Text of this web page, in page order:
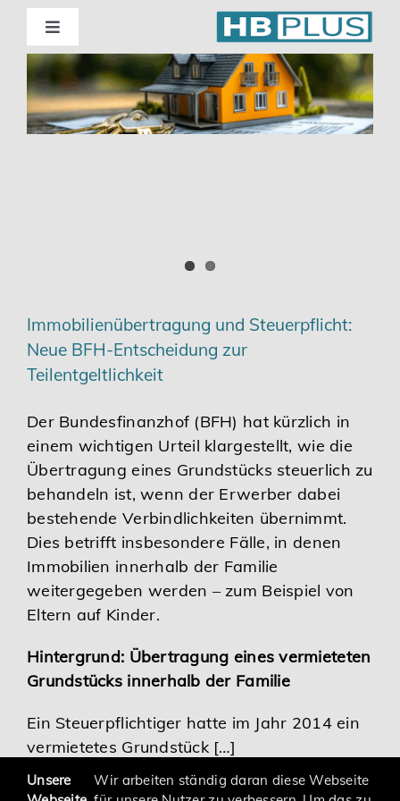
Skip
content
Toggle
Navigation
Standorte
Beratung
Digitalisierung | Steuerberatung
Karriere
Services
Immobilienübertragung und Steuerpflicht:
Neue BFH-Entscheidung zur
Teilentgeltlichkeit
Der Bundesfinanzhof (BFH) hat kürzlich in
einem wichtigen Urteil klargestellt, wie die
Übertragung eines Grundstücks steuerlich zu
behandeln ist, wenn der Erwerber dabei
bestehende Verbindlichkeiten übernimmt.
Dies betrifft insbesondere Fälle, in denen
Immobilien innerhalb der Familie
weitergegeben werden – zum Beispiel von
Eltern auf Kinder.
Hintergrund: Übertragung eines vermieteten
Grundstücks innerhalb der Familie
Ein Steuerpflichtiger hatte im Jahr 2014 ein
vermietetes Grundstück […]
Unsere
Wir arbeiten ständig daran diese Webseite